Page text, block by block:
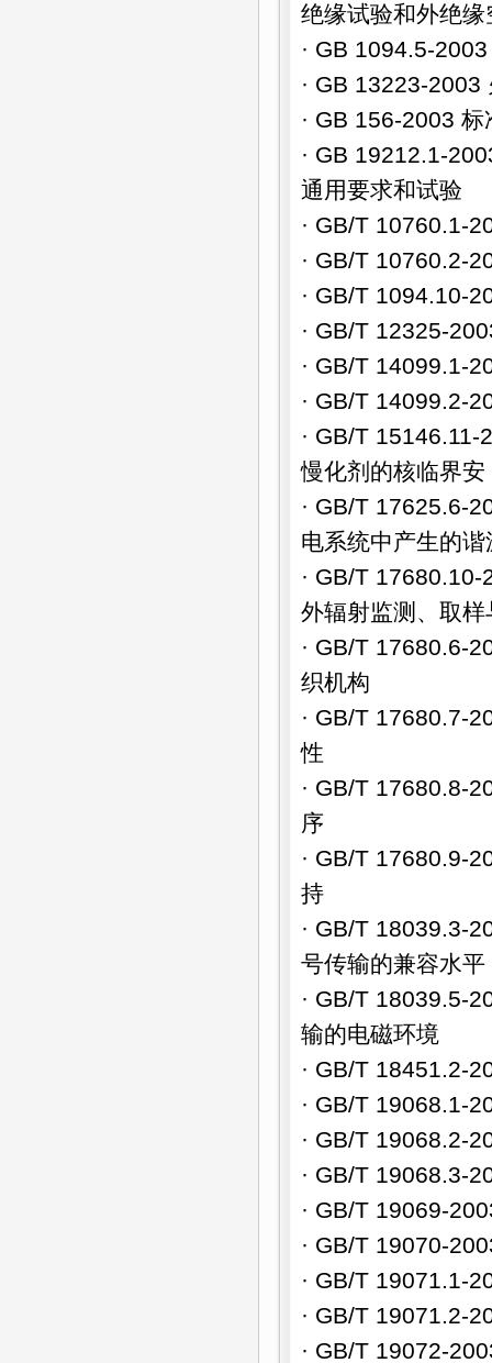
绝缘试验和外绝缘
· GB 1094.5-
· GB 13223-
· GB 156-2003 标
· GB 19212.1-
通用要求和试验
· GB/T 10760.1-
· GB/T 10760.2-
· GB/T 1094.10-
· GB/T 12325-
· GB/T 14099.1-
· GB/T 14099.2-
· GB/T
慢化剂的核临界安
· GB/T 17625.6-
电系统中产生的谐
· GB/T
外辐射监测、取样
· GB/T 17680.6-
织机构
· GB/T 17680.7-
性
· GB/T 17680.8-
序
· GB/T 17680.9-
持
· GB/T 18039.3-
号传输的兼容水平
· GB/T 18039.5-
输的电磁环境
· GB/T 18451.2-
· GB/T 19068.1-
· GB/T 19068.2-
· GB/T 19068.3-
· GB/T 19069-
· GB/T 19070-
· GB/T 19071.1-
· GB/T 19071.2-
· GB/T 19072-